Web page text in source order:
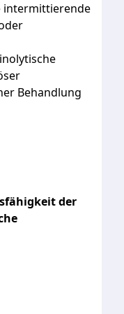
intermittierende
Behandlung
der